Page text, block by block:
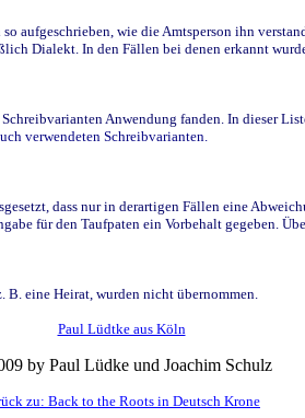
wie die Amtsperson ihn
Dialekt. In den Fällen bei denen erkannt
Anwendung fanden. In dieser
verwendeten Schreibvarianten.
dass nur in derartigen Fällen eine
für den Taufpaten ein Vorbehalt gegeben.
eine Heirat, wurden nicht übernommen.
Paul Lüdtke aus Köln
by Paul Lüdke und Joachim Schulz
zu: Back to the Roots in Deutsch Krone